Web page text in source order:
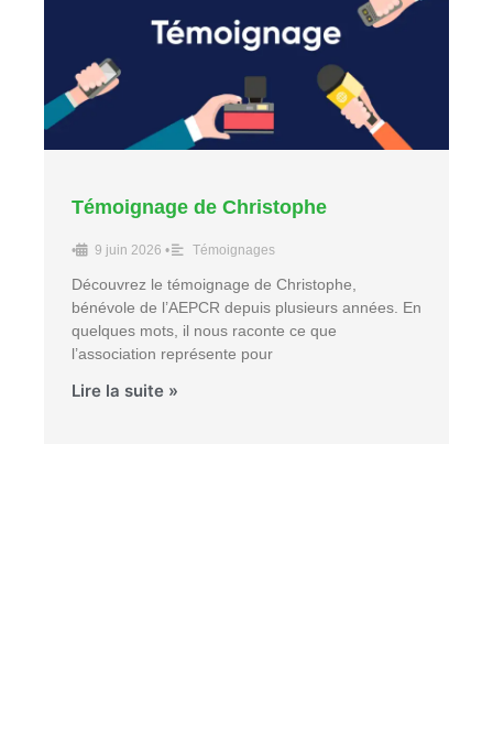
Témoignage de Christophe
• 9 juin 2026 • Témoignages
Découvrez le témoignage de Christophe,
bénévole de l’AEPCR depuis plusieurs années. En
quelques mots, il nous raconte ce que
l’association représente pour
Lire la suite »